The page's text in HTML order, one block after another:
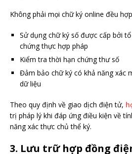
Không phải mọi chữ ký online đều
Sử dụng chữ ký số được cấp bởi
chứng thực hợp pháp
Kiểm tra thời hạn chứng thư số
Đảm bảo chữ ký có khả năng xác
dữ liệu
Theo quy định về giao dịch điện tử,
trị pháp lý khi đáp ứng điều kiện về
năng xác thực chủ thể ký.
3. Lưu trữ hợp đồng